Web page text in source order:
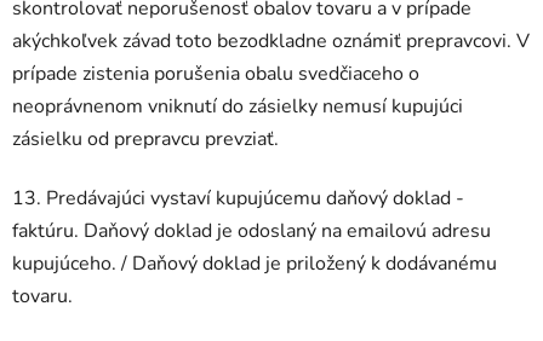
skontrolovať neporušenosť obalov tovaru a v prípade
akýchkoľvek závad toto bezodkladne oznámiť prepravcovi. V
prípade zistenia porušenia obalu svedčiaceho o
neoprávnenom vniknutí do zásielky nemusí kupujúci
zásielku od prepravcu prevziať.
13. Predávajúci vystaví kupujúcemu daňový doklad -
faktúru. Daňový doklad je odoslaný na emailovú adresu
kupujúceho. / Daňový doklad je priložený k dodávanému
tovaru.